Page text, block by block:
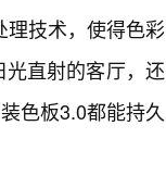
理技术，使得色彩
直射的客厅，还
色板3.0都能持久